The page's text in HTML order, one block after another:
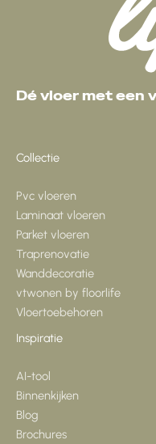
Dé vloer met een
Collectie
Pvc vloeren
Laminaat vloeren
Parket vloeren
Traprenovatie
Wanddecoratie
vtwonen by floorlife
Vloertoebehoren
Inspiratie
AI-tool
Binnenkijken
Blog
Brochures